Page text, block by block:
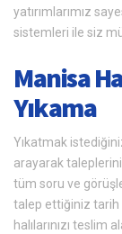
yatırımlarımız
sistemleri ile siz
Manisa
Yıkama
Yıkatmak
arayarak
tüm soru ve
talep ettiğiniz tarih
halılarınızı teslim